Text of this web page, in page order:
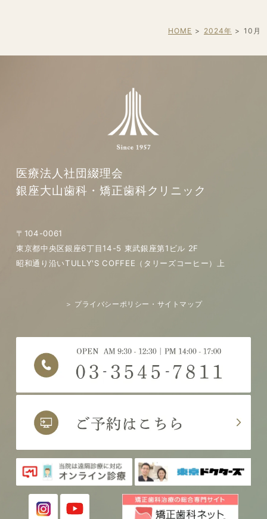
HOME 2024年 10 月
医療法人社団綴理会
銀座大山歯科・矯正歯科クリニック
〒104-0061
東京都中央区銀座6丁目14-5 東武銀座第1ビル 2F
昭和通り沿いTULLY'S COFFEE（タリーズコーヒー）上
＞ プライバシーポリシー・サイトマップ